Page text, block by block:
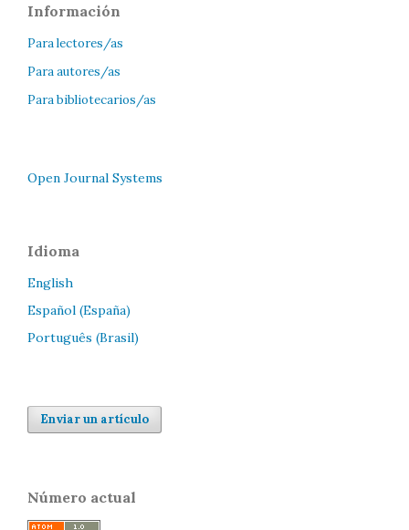
Información
Para lectores/as
Para autores/as
Para bibliotecarios/as
Open Journal Systems
Idioma
English
Español (España)
Português (Brasil)
Enviar un artículo
Número actual